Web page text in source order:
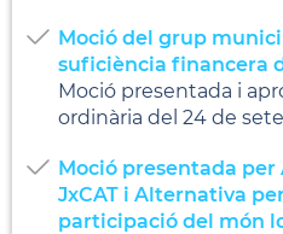
Moció del grup
suficiència financera
Moció presentada i
ordinària del 24 de
Moció presentada per
JxCAT i Alternativa
participació del món